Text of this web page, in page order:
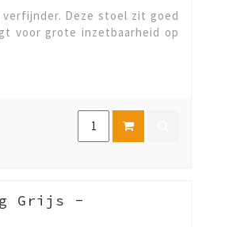
Deze stoel zit goed
voor grote inzetbaarheid op
Grijs -